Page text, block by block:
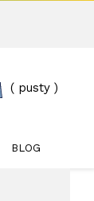
pusty
BLOG